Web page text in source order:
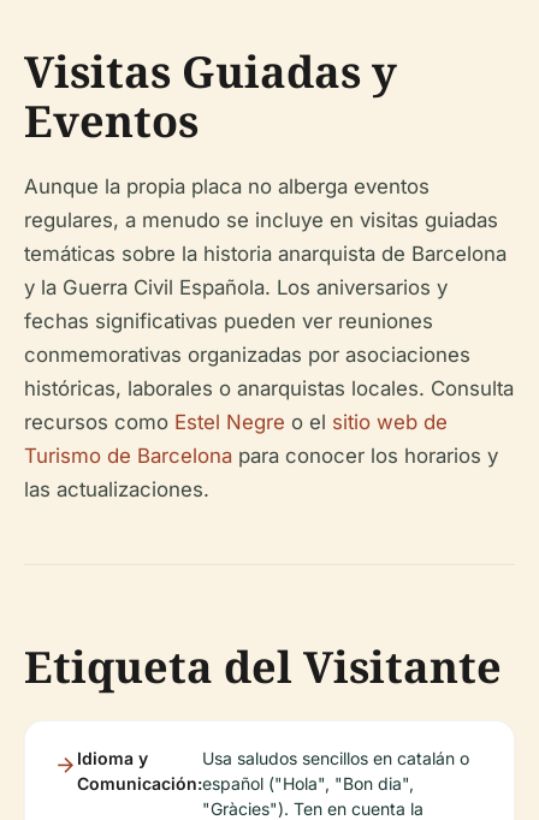
Visitas Guiadas y
Eventos
Aunque la propia placa no alberga eventos
regulares, a menudo se incluye en visitas guiadas
temáticas sobre la historia anarquista de Barcelona
y la Guerra Civil Española. Los aniversarios y
fechas significativas pueden ver reuniones
conmemorativas organizadas por asociaciones
históricas, laborales o anarquistas locales. Consulta
recursos como Estel Negre o el sitio web de
Turismo de Barcelona para conocer los horarios y
las actualizaciones.
Etiqueta del Visitante
Idioma y
Comunicación:
Usa saludos sencillos en catalán o
español ("Hola", "Bon dia",
"Gràcies"). Ten en cuenta la